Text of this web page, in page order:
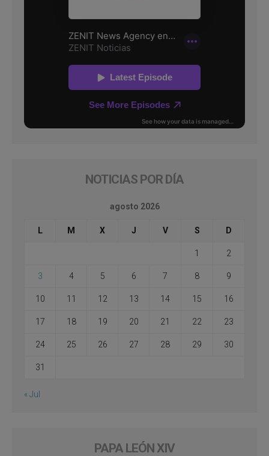
NOTICIAS POR DÍA
agosto 2026
L M X J V S D
1 2
3 4 5 6 7 8 9
10 11 12 13 14 15 16
17 18 19 20 21 22 23
24 25 26 27 28 29 30
31
« Jul
PAPA LEÓN XIV